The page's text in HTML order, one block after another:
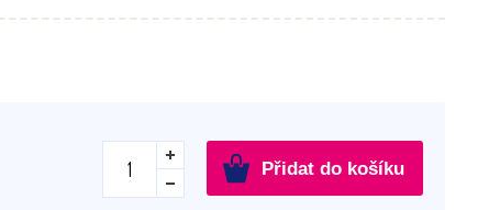
kolem
Přidat do košíku